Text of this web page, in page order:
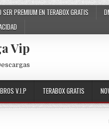
SER PREMIUM EN TERABOX GRATIS
Vip
V.I.P TERABOX GRATIS